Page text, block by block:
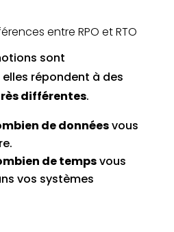
entre RPO et RTO
sont
répondent à des
différentes.
de donnéesvous
de tempsvous
vos systèmes